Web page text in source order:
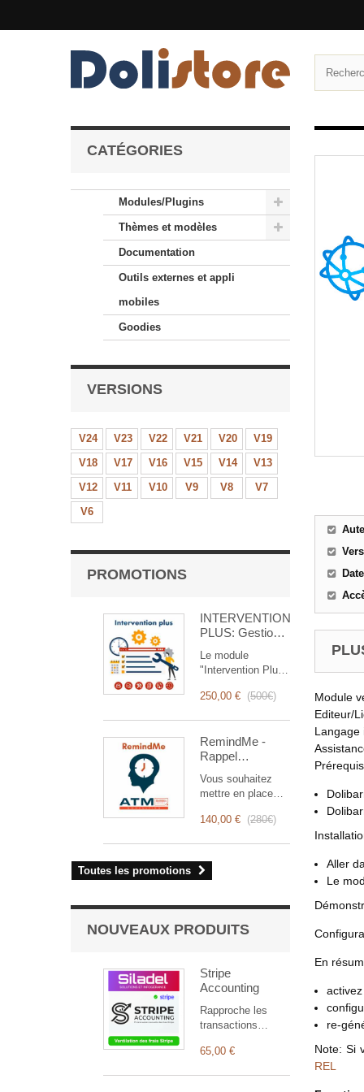
CATÉGORIES
Modules/Plugins
Thèmes et modèles
Documentation
Outils externes et appli
mobiles
Goodies
VERSIONS
V24 V23 V22 V21 V20
V19
V18
V17 V16 V15 V14
V13
V12
V11 V10 V9 V8
V7
V6
PROMOTIONS
INTERVENTION
PLUS: Gestion
Interventions
Le module
"Intervention Plus"
révolutionnaire qui
des interventions,
de la planification
à la facturation.
Conçu pour les
commerciales et
une suite complète
de fonctionnalités
pour assurer un
efficace de chaque
250,00 € (500€)
RemindMe -
Rappel
(mail,
événement,
notification)
Vous souhaitez
mettre en place
automatiques ?
Il permet de
programmer
rappels en fonction
d'un déclencheur.
140,00 € (280€)
Toutes les promotions
NOUVEAUX PRODUITS
Stripe
Accounting
Rapproche les
transactions
les
65,00 €
Module
Editeur/
Langage
Aller
Le
En
re-
Note: Si
REL